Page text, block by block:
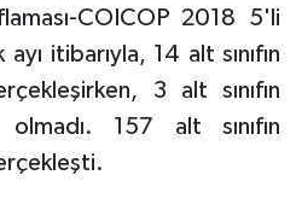
COICOP 2018 5'li
itibarıyla, 14 alt sınıfın
3 alt sınıfın
157 alt sınıfın